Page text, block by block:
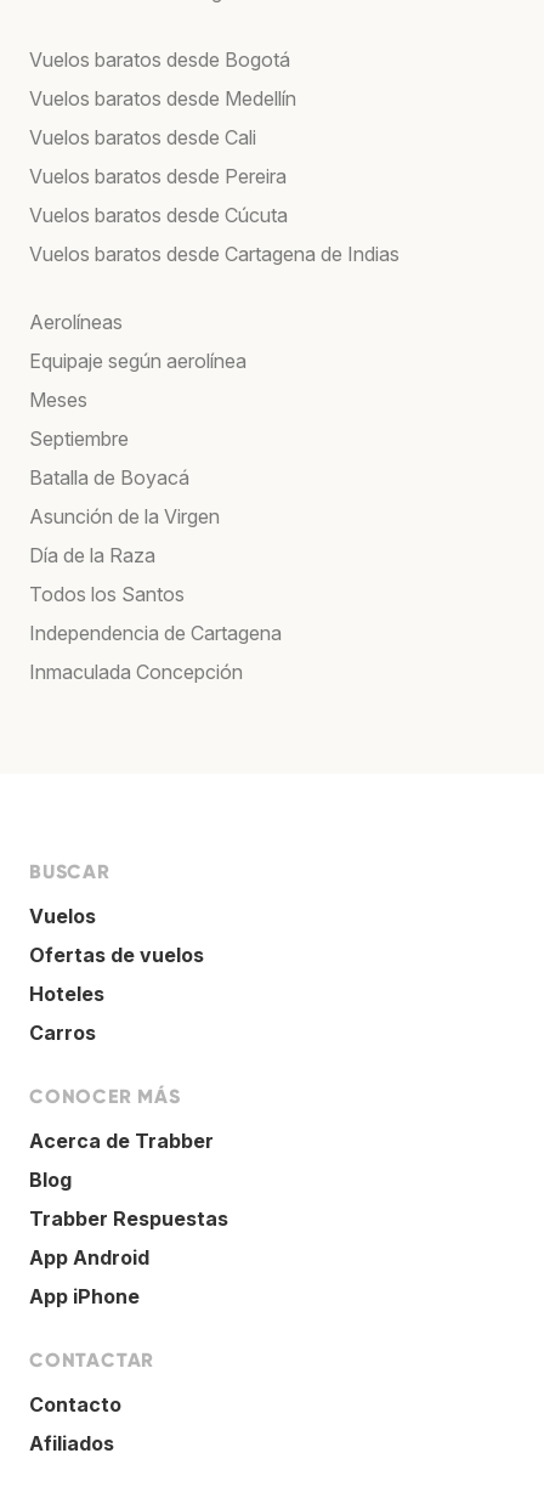
Vuelos baratos desde Bogotá
Vuelos baratos desde Medellín
Vuelos baratos desde Cali
Vuelos baratos desde Pereira
Vuelos baratos desde Cúcuta
Vuelos baratos desde Cartagena de Indias
Aerolíneas
Equipaje según aerolínea
Meses
Septiembre
Batalla de Boyacá
Asunción de la Virgen
Día de la Raza
Todos los Santos
Independencia de Cartagena
Inmaculada Concepción
BUSCAR
Vuelos
Ofertas de vuelos
Hoteles
Carros
CONOCER MÁS
Acerca de Trabber
Blog
Trabber Respuestas
App Android
App iPhone
CONTACTAR
Contacto
Afiliados